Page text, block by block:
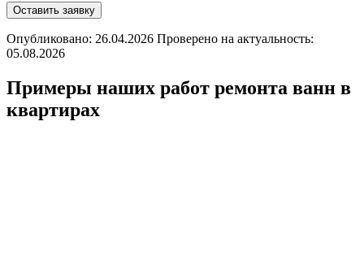
Оставить заявку
Опубликовано: 26.04.2026 Проверено на актуальность:
05.08.2026
Примеры наших работ ремонта ванн в
квартирах